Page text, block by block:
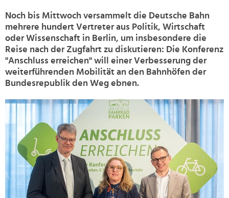
Noch bis Mittwoch versammelt die Deutsche Bahn
mehrere hundert Vertreter aus Politik, Wirtschaft
oder Wissenschaft in Berlin, um insbesondere die
Reise nach der Zugfahrt zu diskutieren: Die Konferenz
"Anschluss erreichen" will einer Verbesserung der
weiterführenden Mobilität an den Bahnhöfen der
Bundesrepublik den Weg ebnen.
>